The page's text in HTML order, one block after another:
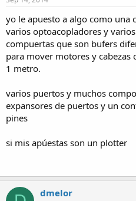
yo le apuesto a algo como una
varios optoacopladores y
compuertas que son bufers
para mover motores y cabezas
1 metro.
varios puertos y muchos
expansores de puertos y un
pines
si mis apúestas son un plotter
dmelor